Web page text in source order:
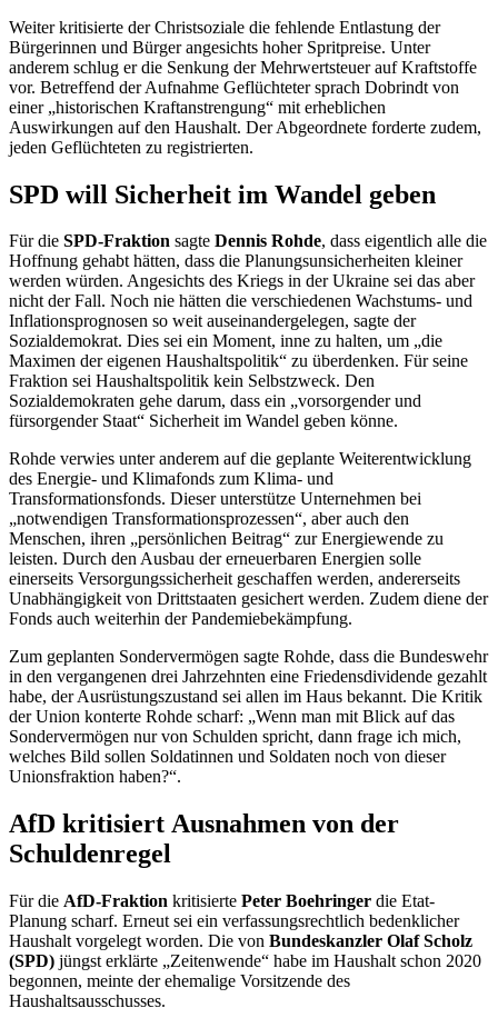
Weiter kritisierte der Christsoziale die fehlende Entlastung der
Bürgerinnen und Bürger angesichts hoher Spritpreise. Unter
anderem schlug er die Senkung der Mehrwertsteuer auf Kraftstoffe
vor. Betreffend der Aufnahme Geflüchteter sprach Dobrindt von
einer „historischen Kraftanstrengung“ mit erheblichen
Auswirkungen auf den Haushalt. Der Abgeordnete forderte zudem,
jeden Geflüchteten zu registrierten.
SPD will Sicherheit im Wandel geben
Für die SPD-Fraktion sagte Dennis Rohde, dass eigentlich alle die
Hoffnung gehabt hätten, dass die Planungsunsicherheiten kleiner
werden würden. Angesichts des Kriegs in der Ukraine sei das aber
nicht der Fall. Noch nie hätten die verschiedenen Wachstums- und
Inflationsprognosen so weit auseinandergelegen, sagte der
Sozialdemokrat. Dies sei ein Moment, inne zu halten, um „die
Maximen der eigenen Haushaltspolitik“ zu überdenken. Für seine
Fraktion sei Haushaltspolitik kein Selbstzweck. Den
Sozialdemokraten gehe darum, dass ein „vorsorgender und
fürsorgender Staat“ Sicherheit im Wandel geben könne.
Rohde verwies unter anderem auf die geplante Weiterentwicklung
des Energie- und Klimafonds zum Klima- und
Transformationsfonds. Dieser unterstütze Unternehmen bei
„notwendigen Transformationsprozessen“, aber auch den
Menschen, ihren „persönlichen Beitrag“ zur Energiewende zu
leisten. Durch den Ausbau der erneuerbaren Energien solle
einerseits Versorgungssicherheit geschaffen werden, andererseits
Unabhängigkeit von Drittstaaten gesichert werden. Zudem diene der
Fonds auch weiterhin der Pandemiebekämpfung.
Zum geplanten Sondervermögen sagte Rohde, dass die Bundeswehr
in den vergangenen drei Jahrzehnten eine Friedensdividende gezahlt
habe, der Ausrüstungszustand sei allen im Haus bekannt. Die Kritik
der Union konterte Rohde scharf: „Wenn man mit Blick auf das
Sondervermögen nur von Schulden spricht, dann frage ich mich,
welches Bild sollen Soldatinnen und Soldaten noch von dieser
Unionsfraktion haben?“.
AfD kritisiert Ausnahmen von der
Schuldenregel
Für die AfD-Fraktion kritisierte Peter Boehringer die Etat-
Planung scharf. Erneut sei ein verfassungsrechtlich bedenklicher
Haushalt vorgelegt worden. Die von Bundeskanzler Olaf Scholz
(SPD) jüngst erklärte „Zeitenwende“ habe im Haushalt schon 2020
begonnen, meinte der ehemalige Vorsitzende des
Haushaltsausschusses.